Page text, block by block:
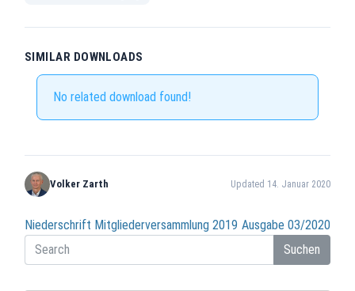
SIMILAR DOWNLOADS
No related download found!
Volker Zarth Updated 14. Januar 2020
Beitragsnavigation
Niederschrift Mitgliederversammlung 2019 Ausgabe 03/2020
Suchen